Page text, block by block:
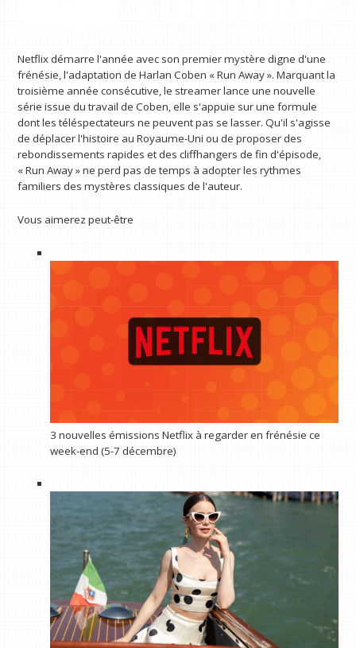
Netflix démarre l'année avec son premier mystère digne d'une
frénésie, l'adaptation de Harlan Coben « Run Away ». Marquant la
troisième année consécutive, le streamer lance une nouvelle
série issue du travail de Coben, elle s'appuie sur une formule
dont les téléspectateurs ne peuvent pas se lasser. Qu'il s'agisse
de déplacer l'histoire au Royaume-Uni ou de proposer des
rebondissements rapides et des cliffhangers de fin d'épisode,
« Run Away » ne perd pas de temps à adopter les rythmes
familiers des mystères classiques de l'auteur.
Vous aimerez peut-être
3 nouvelles émissions Netflix à regarder en frénésie ce
week-end (5-7 décembre)